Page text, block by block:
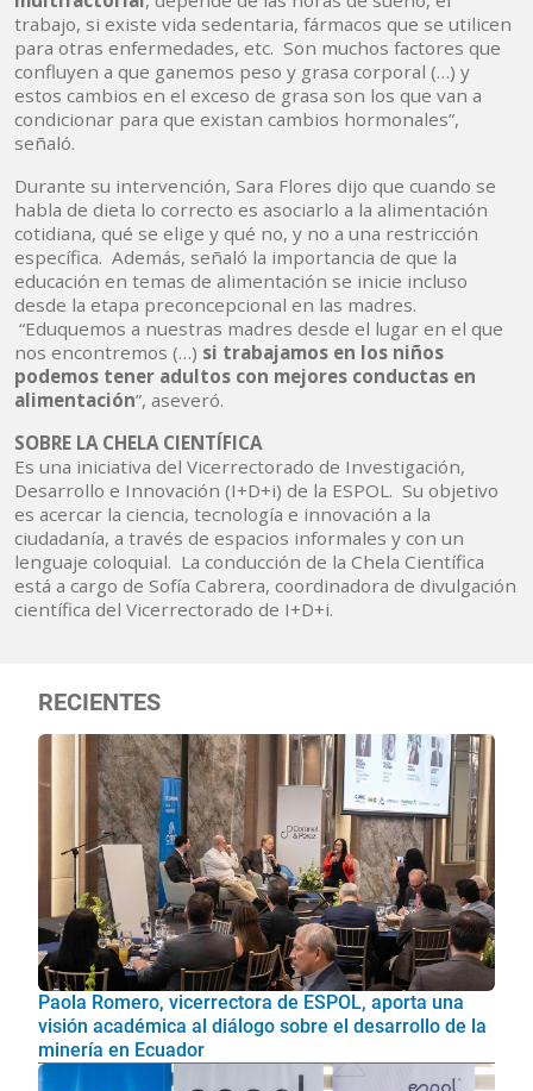
trabajo, si existe vida sedentaria, fármacos que se utilicen
para otras enfermedades, etc. Son muchos factores que
confluyen a que ganemos peso y grasa corporal (…) y
estos cambios en el exceso de grasa son los que van a
condicionar para que existan cambios hormonales”,
señaló.
Durante su intervención, Sara Flores dijo que cuando se
habla de dieta lo correcto es asociarlo a la alimentación
cotidiana, qué se elige y qué no, y no a una restricción
específica. Además, señaló la importancia de que la
educación en temas de alimentación se inicie incluso
desde la etapa preconcepcional en las madres.
“Eduquemos a nuestras madres desde el lugar en el que
nos encontremos (…) si trabajamos en los niños
podemos tener adultos con mejores conductas en
alimentación”, aseveró.
SOBRE LA CHELA CIENTÍFICA
Es una iniciativa del Vicerrectorado de Investigación,
Desarrollo e Innovación (I+D+i) de la ESPOL. Su objetivo
es acercar la ciencia, tecnología e innovación a la
ciudadanía, a través de espacios informales y con un
lenguaje coloquial. La conducción de la Chela Científica
está a cargo de Sofía Cabrera, coordinadora de divulgación
científica del Vicerrectorado de I+D+i.
RECIENTES
Paola Romero, vicerrectora de ESPOL, aporta una
visión académica al diálogo sobre el desarrollo de la
minería en Ecuador